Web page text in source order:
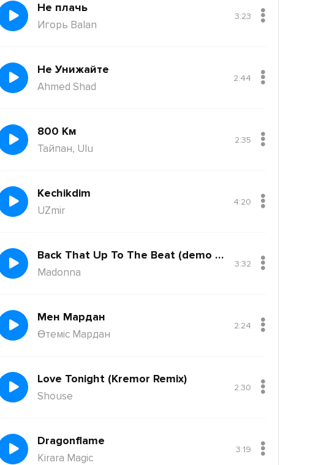
Не плачь
Игорь Balan
3:23
Не Унижайте
Ahmed Shad
2:44
800 Км
Тайпан, Ulu
2:35
Kechikdim
UZmir
4:20
Back That Up To The Beat (demo Version)
Madonna
3:32
Мен Мардан
Өтеміс Мардан
2:24
Love Tonight (Kremor Remix)
Shouse
2:30
Dragonflame
Kirara Magic
3:19